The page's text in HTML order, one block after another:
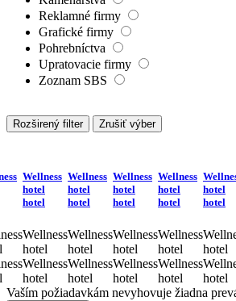
Reklamné firmy
Grafické firmy
Pohrebníctva
Upratovacie firmy
Zoznam SBS
Rozširený filter Zrušiť výber
Wellness
hotel
hotel
Wellness
hotel
Wellness
hotel
Wellness
hotel
hotel
Wellness
hotel
Wellness
hotel
Wellness
hotel
hotel
Wellness
hotel
Wellness
hotel
Wellness
hotel
hotel
Wellness
hotel
Wellness
hotel
hotel
hotel
hotel
hotel
Vaším požiadavkám nevyhovuje žiadna